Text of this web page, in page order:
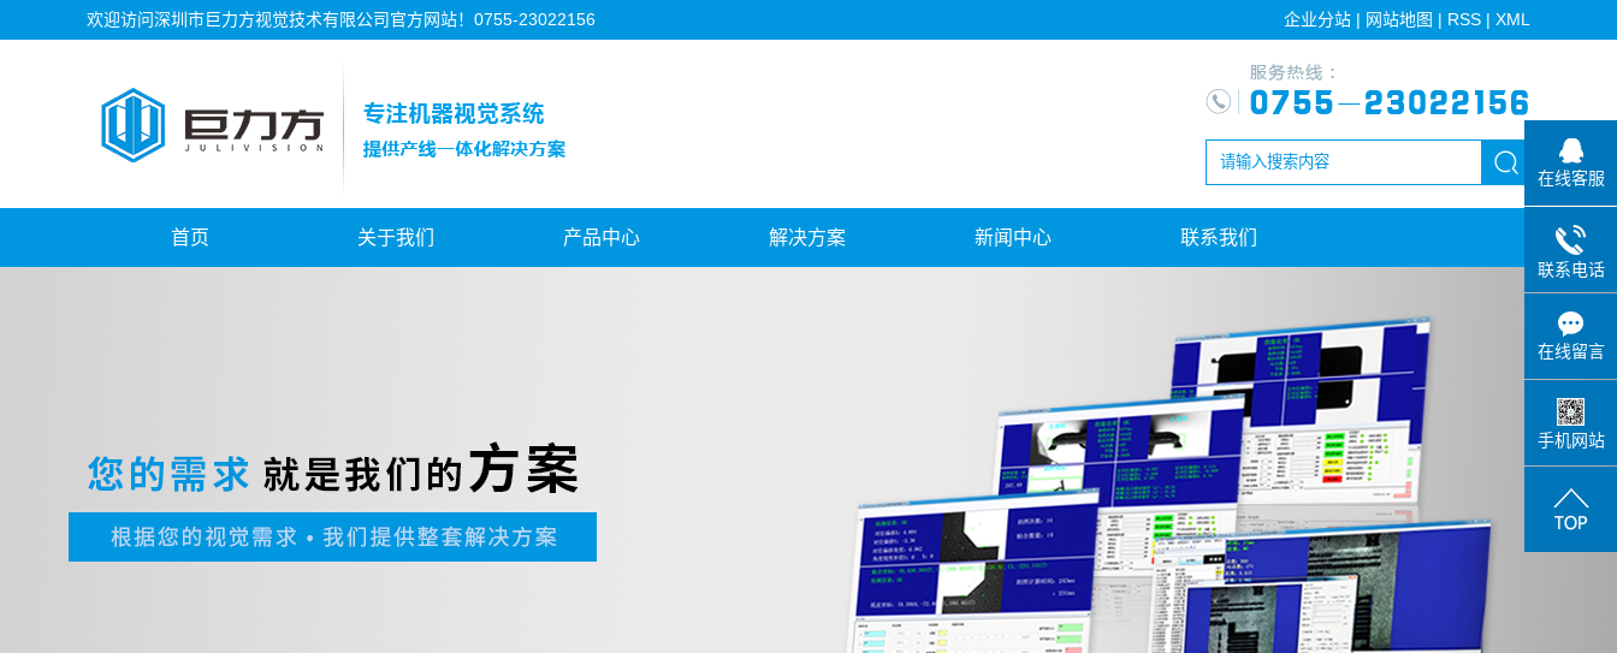
欢迎访问深圳市巨力方视觉技术有限公司官方网站！0755-23022156 企业分站 | 网站地图 | RSS | XML
首页 关于我们 产品中心
珠海机器人视觉
珠海天地盖制盒机行业
解决方案 新闻中心 联系我们
在线客服
联系电话
在线留言
手机网站